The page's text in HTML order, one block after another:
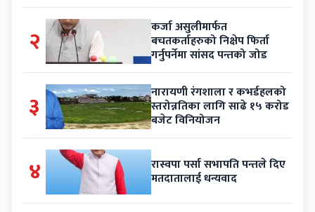
२ कर्जा असुलीमार्फत
बचतकर्ताहरुको निक्षेप फिर्ता
गर्नुपर्नेमा सांसद पन्तको जोड
३ नारायणी रंगशाला र कभर्डहलको
स्तरोन्नतिका लागि साढे १५ करोड
बजेट विनियोजन
४ रास्वपा पर्सा सभापति पन्तले दिए
मतदातालाई धन्यवाद